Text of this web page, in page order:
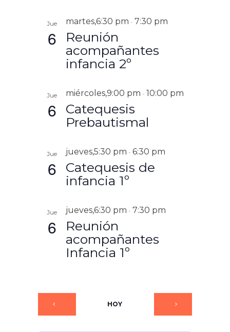
E
T
Jue
6
Reunión
acompañantes
infancia 2º
martes,6:30 pm - 7:30 pm
Jue
6
Catequesis
Prebautismal
miércoles,9:00 pm - 10:00 pm
Jue
6
Catequesis de
infancia 1º
jueves,5:30 pm - 6:30 pm
Jue
6
Reunión
acompañantes
Infancia 1º
jueves,6:30 pm - 7:30 pm
HOY